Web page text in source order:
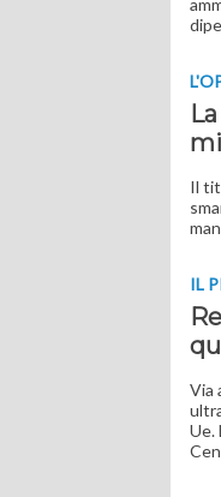
Il
IL
Via
Ue.